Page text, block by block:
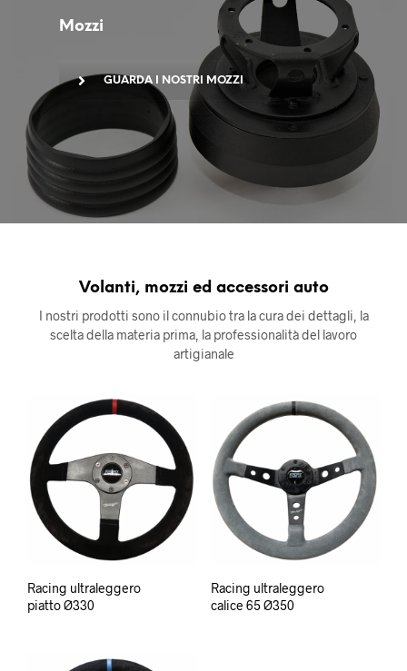
Mozzi
GUARDA I NOSTRI MOZZI
Volanti, mozzi ed accessori auto
I nostri prodotti sono il connubio tra la cura dei dettagli, la
scelta della materia prima, la professionalità del lavoro
artigianale
Racing ultraleggero
piatto Ø330
Racing ultraleggero
calice 65 Ø350